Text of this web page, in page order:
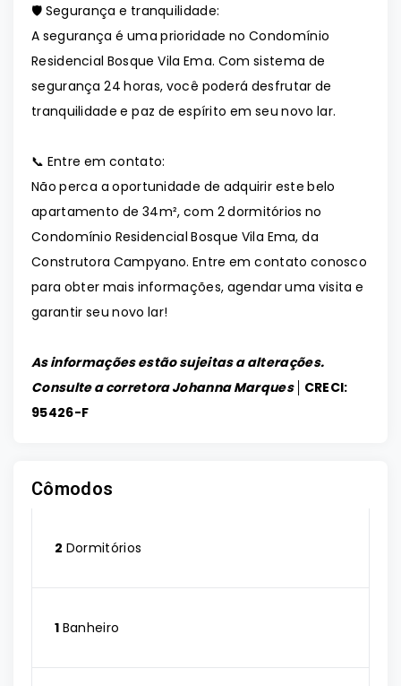
🛡️ Segurança e tranquilidade:
A segurança é uma prioridade no Condomínio
Residencial Bosque Vila Ema. Com sistema de
segurança 24 horas, você poderá desfrutar de
tranquilidade e paz de espírito em seu novo lar.
📞 Entre em contato:
Não perca a oportunidade de adquirir este belo
apartamento de 34m², com 2 dormitórios no
Condomínio Residencial Bosque Vila Ema, da
Construtora Campyano. Entre em contato conosco
para obter mais informações, agendar uma visita e
garantir seu novo lar!
As informações estão sujeitas a alterações.
Consulte a corretora Johanna Marques │ CRECI:
95426-F
Cômodos
2 Dormitórios
1 Banheiro